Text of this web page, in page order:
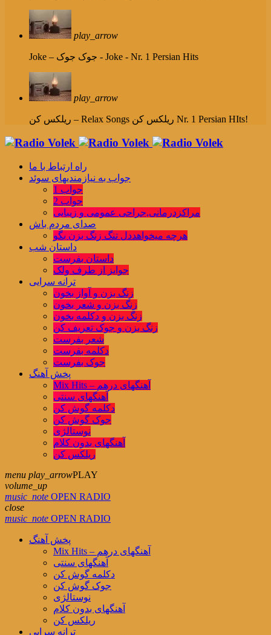
play_arrow
Joke – جوک جوک - Joke - Nr. 1 Persian Hits
play_arrow
ریلکس کن – Relax Songs ریلکس کن Nr. 1 Persian HIts!
راه ارتباط با ما
جواب به نیازمندیهای سوئد
جواب 1
جواب 2
مراکزدرمانی,جراحی عمومی و زیبایی
صدای مردم باش
هرچه میخواهددل تنگ زنگ بزن بگو
داستان شب
داستان بفرست
جوایز از طرف ولک
ترانه سرایی
زنگ بزن و آواز بخون
زنگ بزن و شعر بخون
زنگ بزن و دکلمه بخون
زنگ بزن و جوک تعریف کن
شعر بفرست
دکلمه بفرست
جوک بفرست
پخش آهنگ
Mix Hits – آهنگهای درهم
آهنگهای سنتی
دکلمه گوش کن
جوک گوش کن
نوستالژی
آهنگهای بدون کلام
ریلکس کن
menu play_arrowPLAY
volume_up
music_note OPEN RADIO
close
music_note OPEN RADIO
پخش آهنگ
Mix Hits – آهنگهای درهم
آهنگهای سنتی
دکلمه گوش کن
جوک گوش کن
نوستالژی
آهنگهای بدون کلام
ریلکس کن
ترانه سرایی